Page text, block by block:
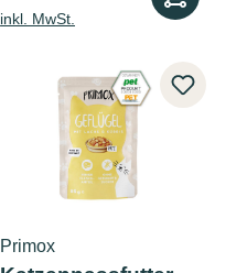
inkl. MwSt.
Primox